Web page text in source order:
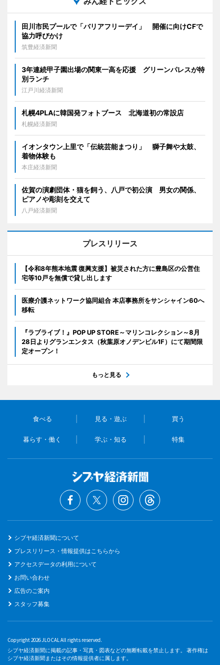
田川市民プールで「バリアフリーデイ」 開催に向けCFで
協力呼びかけ
筑豊経済新聞
3年連続甲子園出場の関東一高を応援 グリーンパレスが特
別ランチ
江戸川経済新聞
札幌4PLAに韓国発フォトブース 北海道初の常設店
札幌経済新聞
イオンタウン上里で「伝統芸能まつり」 獅子舞や太鼓、
着物体験も
本庄経済新聞
佐賀の演劇団体・猫を飼う、八戸で初公演 男女の関係、
ピアノや彫刻を交えて
八戸経済新聞
プレスリリース
【令和8年熊本地震 復興支援】被災された方に豊島区の公営住
宅等10戸を無償で貸し出します
医療介護ネットワーク協同組合 本店事務所をサンシャイン60へ
移転
『ラブライブ！』POP UP STORE～マリンコレクション～8月
28日よりグランエンタス（秋葉原オノデンビル1F）にて期間限
定オープン！
もっと見る
食べる 見る・遊ぶ 買う
暮らす・働く 学ぶ・知る 特集
シブヤ経済新聞について
プレスリリース・情報提供はこちらから
アクセスデータの利用について
お問い合わせ
広告のご案内
スタッフ募集
Copyright 2026 JLOCAL All rights reserved.
シブヤ経済新聞に掲載の記事・写真・図表などの無断転載を禁止します。 著作権は
シブヤ経済新聞またはその情報提供者に属します。